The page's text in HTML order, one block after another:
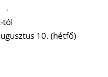
→
tól
10. (hétfő)